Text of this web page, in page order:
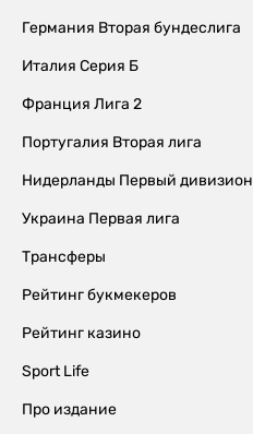
Германия Вторая бундеслига
Италия Серия Б
Франция Лига 2
Португалия Вторая лига
Нидерланды Первый дивизион
Украина Первая лига
Трансферы
Рейтинг букмекеров
Рейтинг казино
Sport Life
Про издание